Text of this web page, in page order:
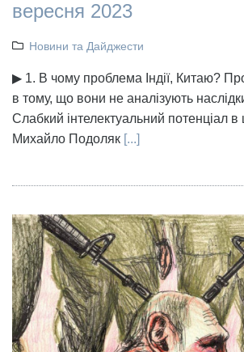
вересня 2023
Новини та Дайджести
▶ 1. В чому проблема Індії, Китаю?
в тому, що вони не аналізують
Слабкий інтелектуальний потенціал в
Михайло Подоляк [...]